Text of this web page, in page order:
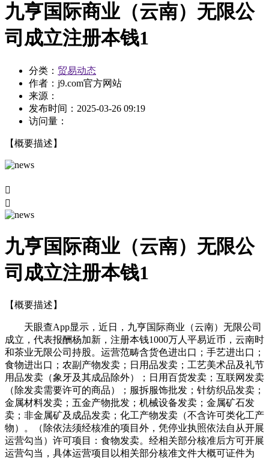
九亨国际商业（云南）无限公
司成立注册本钱1
分类： 贸易动态
作者： j9.com官方网站
来源：
发布时间： 2025-03-26 09:19
访问量：
【概要描述】


九亨国际商业（云南）无限公
司成立注册本钱1
【概要描述】
天眼查App显示，近日，九亨国际商业（云南）无限公司
成立，代表报酬杨加新，注册本钱1000万人平易近币，云南时
和茶业无限公司持股。运营范畴含货色进出口；手艺进出口；
食物进出口；农副产物发卖；日用品发卖；工艺美术品及礼节
用品发卖（象牙及其成品除外）；日用百货发卖；互联网发卖
（除发卖需要许可的商品）；服拆服饰批发；针纺织品发卖；
金属材料发卖；五金产物批发；机械设备发卖；金属矿石发
卖；非金属矿及成品发卖；化工产物发卖（不含许可类化工产
物）。（除依法须经核准的项目外，凭停业执照依法自从开展
运营勾当）许可项目：食物发卖。经相关部分核准后方可开展
运营勾当，具体运营项目以相关部分核准文件大概可证件为